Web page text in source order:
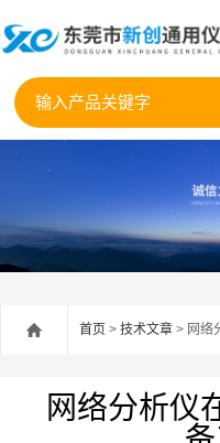
首页 > 技术文章 > 网络
网络分析仪